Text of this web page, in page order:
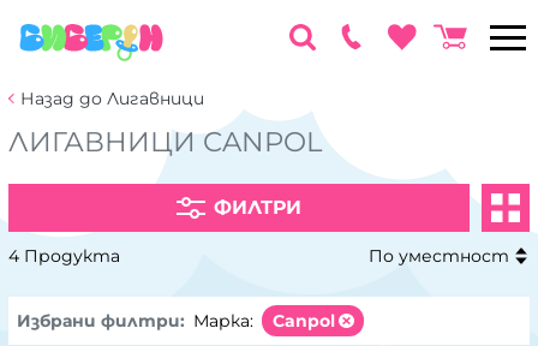
Назад до Лигавници
ЛИГАВНИЦИ CANPOL
ФИЛТРИ
4 Продукта По уместност
Избрани филтри: Марка: Canpol